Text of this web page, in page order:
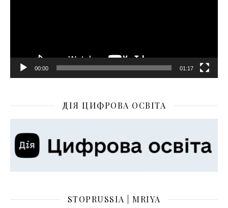
00:00 01:17
ДІЯ ЦИФРОВА ОСВІТА
STOPRUSSIA | MRIYA